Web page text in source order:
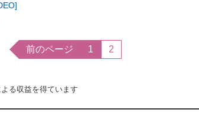
前のページ 1 2
る収益を得ています